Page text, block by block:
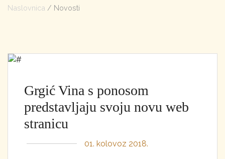
Naslovnica / Novosti
Grgić Vina s ponosom
predstavljaju svoju novu web
stranicu
01. kolovoz 2018.